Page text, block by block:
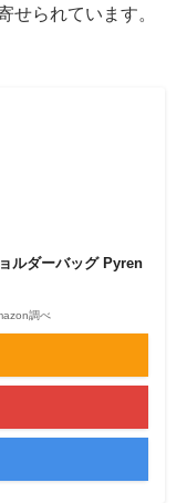
せられています。
ルダーバッグ Pyren
調べ